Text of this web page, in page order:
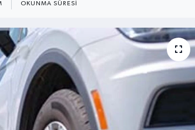
OKUNMA SÜRESI